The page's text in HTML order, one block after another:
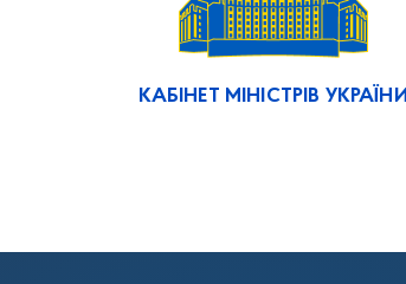
КАБІНЕТ МІНІСТРІВ УКРАЇНИ